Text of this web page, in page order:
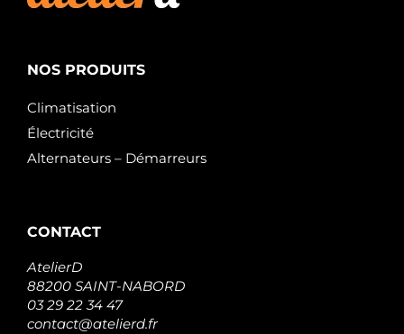
NOS PRODUITS
Climatisation
Électricité
Alternateurs – Démarreurs
CONTACT
AtelierD
88200 SAINT-NABORD
03 29 22 34 47
contact@atelierd.fr